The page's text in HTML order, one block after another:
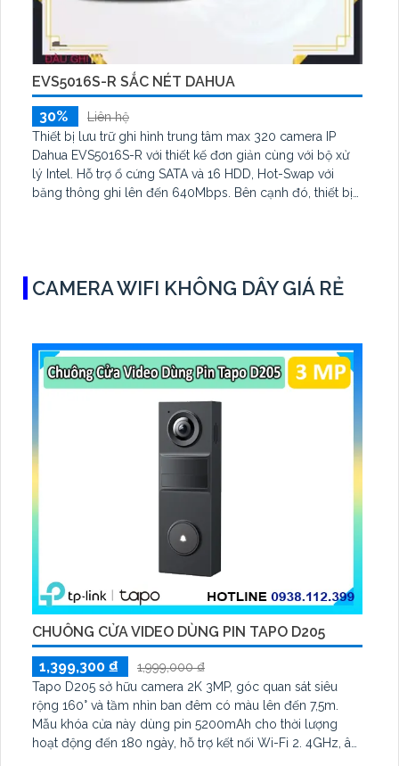
EVS5016S-R SẮC NÉT DAHUA
30%
Liên hệ
Thiết bị lưu trữ ghi hình trung tâm max 320 camera IP
Dahua EVS5016S-R với thiết kế đơn giản cùng với bộ xử
lý Intel. Hỗ trợ ổ cứng SATA và 16 HDD, Hot-Swap với
băng thông ghi lên đến 640Mbps. Bên cạnh đó, thiết bị
CAMERA WIFI KHÔNG DÂY GIÁ RẺ
CHUÔNG CỬA VIDEO DÙNG PIN TAPO D205
1,399,300 ₫
1,999,000 ₫
Tapo D205 sở hữu camera 2K 3MP, góc quan sát siêu
rộng 160° và tầm nhìn ban đêm có màu lên đến 7,5m.
Mẫu khóa cửa này dùng pin 5200mAh cho thời lượng
hoạt động đến 180 ngày, hỗ trợ kết nối Wi-Fi 2. 4GHz, âm